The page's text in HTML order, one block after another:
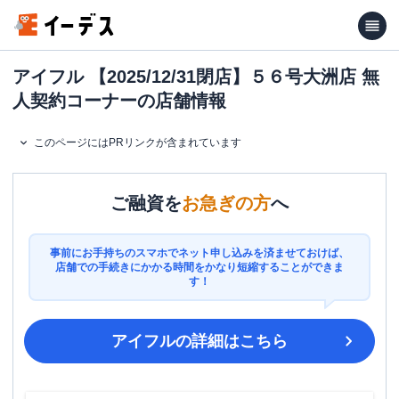
アイフル 【2025/12/31閉店】５６号大洲店 無
人契約コーナーの店舗情報
このページにはPRリンクが含まれています
ご融資をお急ぎの方へ
事前にお手持ちのスマホでネット申し込みを済ませておけば、
店舗での手続きにかかる時間をかなり短縮することができま
す！
アイフルの詳細はこちら